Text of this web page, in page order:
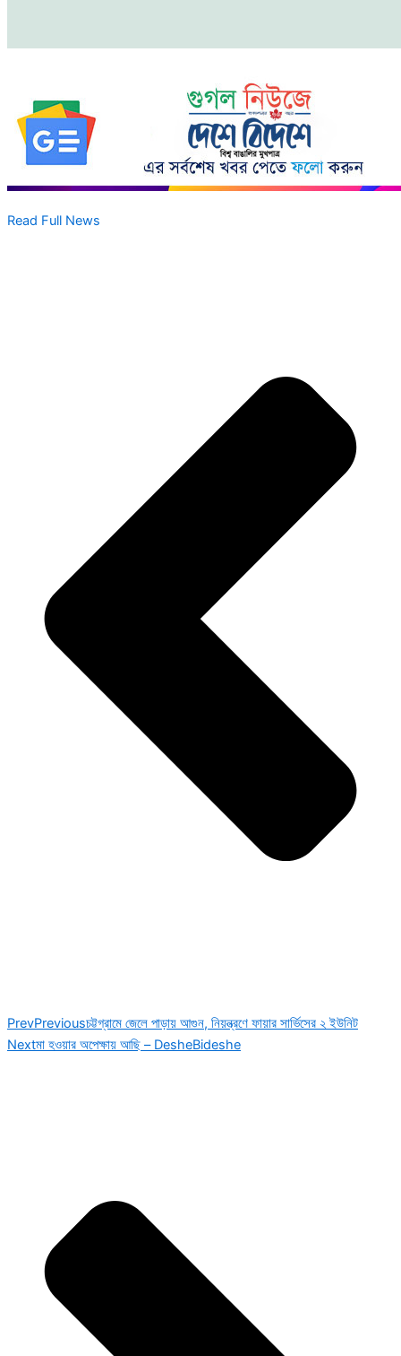
Read Full News
PrevPreviousচট্টগ্রামে জেলে পাড়ায় আগুন, নিয়ন্ত্রণে ফায়ার সার্ভিসের ২ ইউনিট
Nextমা হওয়ার অপেক্ষায় আছি – DesheBideshe